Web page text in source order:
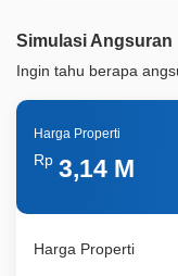
Simulasi Angsuran
Ingin tahu berapa
Harga Properti
Harga Properti
Rp 3,14 M